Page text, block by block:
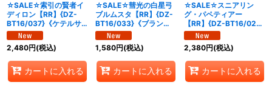
☆SALE☆索引の賢者イ
ディロン【RR】{DZ-
BT16/037}《ケテルサ
ンクチュアリ》
2,480円(税込)
カートに入れる
☆SALE☆彗光の白星弓
ブルムスタ【RR】{DZ-
BT16/033}《ブラント
ゲート》
1,580円(税込)
カートに入れる
☆SALE☆スニアリン
グ・パペティアー
【RR】{DZ-BT16/029}
《ダークステイツ》
2,380円(税込)
カートに入れる